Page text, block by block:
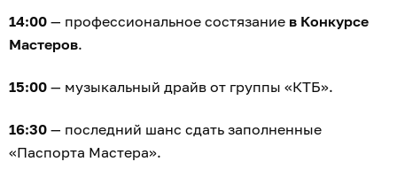
14:00 — профессиональное состязание в Конкурсе
Мастеров.
15:00 — музыкальный драйв от группы «КТБ».
16:30 — последний шанс сдать заполненные
«Паспорта Мастера».